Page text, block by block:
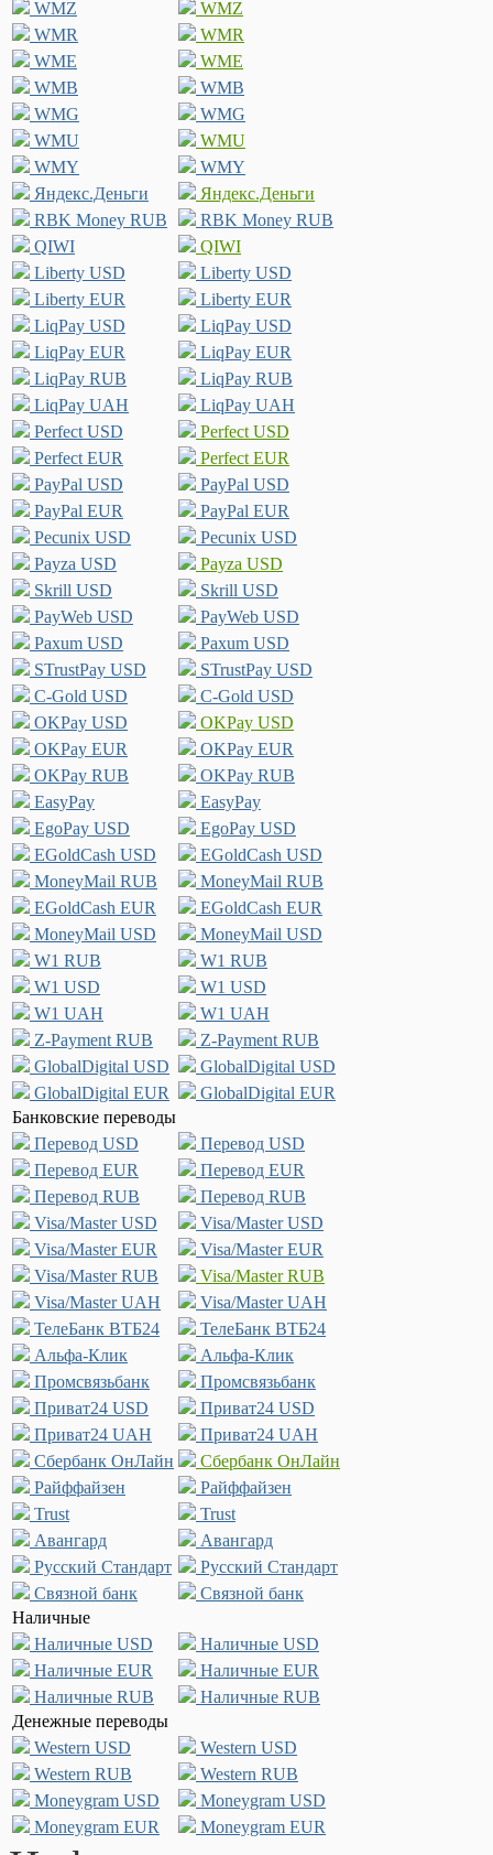
WMZ
WMZ
WMR
WMR
WME
WME
WMB
WMB
WMG
WMG
WMU
WMU
WMY
WMY
Яндекс.Деньги
Яндекс.Деньги
RBK Money RUB
RBK Money RUB
QIWI
QIWI
Liberty USD
Liberty USD
Liberty EUR
Liberty EUR
LiqPay USD
LiqPay USD
LiqPay EUR
LiqPay EUR
LiqPay RUB
LiqPay RUB
LiqPay UAH
LiqPay UAH
Perfect USD
Perfect USD
Perfect EUR
Perfect EUR
PayPal USD
PayPal USD
PayPal EUR
PayPal EUR
Pecunix USD
Pecunix USD
Payza USD
Payza USD
Skrill USD
Skrill USD
PayWeb USD
PayWeb USD
Paxum USD
Paxum USD
STrustPay USD
STrustPay USD
C-Gold USD
C-Gold USD
OKPay USD
OKPay USD
OKPay EUR
OKPay EUR
OKPay RUB
OKPay RUB
EasyPay
EasyPay
EgoPay USD
EgoPay USD
EGoldCash USD
EGoldCash USD
MoneyMail RUB
MoneyMail RUB
EGoldCash EUR
EGoldCash EUR
MoneyMail USD
MoneyMail USD
W1 RUB
W1 RUB
W1 USD
W1 USD
W1 UAH
W1 UAH
Z-Payment RUB
Z-Payment RUB
GlobalDigital USD
GlobalDigital USD
GlobalDigital EUR
GlobalDigital EUR
Банковские переводы
Перевод USD
Перевод USD
Перевод EUR
Перевод EUR
Перевод RUB
Перевод RUB
Visa/Master USD
Visa/Master USD
Visa/Master EUR
Visa/Master EUR
Visa/Master RUB
Visa/Master RUB
Visa/Master UAH
Visa/Master UAH
ТелеБанк ВТБ24
ТелеБанк ВТБ24
Альфа-Клик
Альфа-Клик
Промсвязьбанк
Промсвязьбанк
Приват24 USD
Приват24 USD
Приват24 UAH
Приват24 UAH
Сбербанк ОнЛайн
Сбербанк ОнЛайн
Райффайзен
Райффайзен
Trust
Trust
Авангард
Авангард
Русский Стандарт
Русский Стандарт
Связной банк
Связной банк
Наличные
Наличные USD
Наличные USD
Наличные EUR
Наличные EUR
Наличные RUB
Наличные RUB
Денежные переводы
Western USD
Western USD
Western RUB
Western RUB
Moneygram USD
Moneygram USD
Moneygram EUR
Moneygram EUR